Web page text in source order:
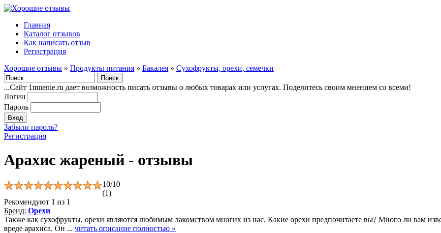
Главная
Каталог отзывов
Как написать отзыв
Регистрация
Хорошие отзывы » Продукты питания » Бакалея » Сухофрукты, орехи, семечки
...Сайт 1mnenie.ru дает возможность писать отзывы о любых товарах или услугах. Поделитесь своим мнением со всеми!
Логин
Пароль
Забыли пароль?
Регистрация
Арахис жареный - отзывы
10/10
(1)
Рекомендуют 1 из 1
Бренд: Орехи
Также как сухофрукты, орехи являются любимым лакомством многих из нас. Какие орехи предпочитаете вы? Много ли вам
вреде арахиса. Он ... читать описание полностью »